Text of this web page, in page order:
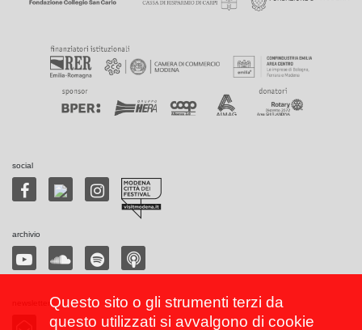
social
archivio
Questo sito o gli strumenti terzi da
questo utilizzati si avvalgono di cookie